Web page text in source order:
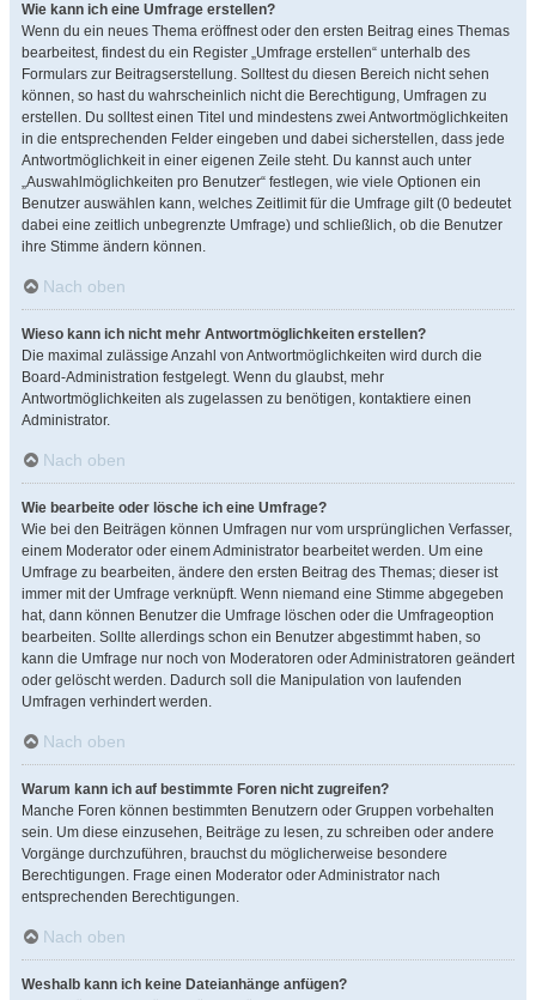
Wie kann ich eine Umfrage erstellen?
Wenn du ein neues Thema eröffnest oder den ersten Beitrag eines Themas
bearbeitest, findest du ein Register „Umfrage erstellen“ unterhalb des
Formulars zur Beitragserstellung. Solltest du diesen Bereich nicht sehen
können, so hast du wahrscheinlich nicht die Berechtigung, Umfragen zu
erstellen. Du solltest einen Titel und mindestens zwei Antwortmöglichkeiten
in die entsprechenden Felder eingeben und dabei sicherstellen, dass jede
Antwortmöglichkeit in einer eigenen Zeile steht. Du kannst auch unter
„Auswahlmöglichkeiten pro Benutzer“ festlegen, wie viele Optionen ein
Benutzer auswählen kann, welches Zeitlimit für die Umfrage gilt (0 bedeutet
dabei eine zeitlich unbegrenzte Umfrage) und schließlich, ob die Benutzer
ihre Stimme ändern können.
Nach oben
Wieso kann ich nicht mehr Antwortmöglichkeiten erstellen?
Die maximal zulässige Anzahl von Antwortmöglichkeiten wird durch die
Board-Administration festgelegt. Wenn du glaubst, mehr
Antwortmöglichkeiten als zugelassen zu benötigen, kontaktiere einen
Administrator.
Nach oben
Wie bearbeite oder lösche ich eine Umfrage?
Wie bei den Beiträgen können Umfragen nur vom ursprünglichen Verfasser,
einem Moderator oder einem Administrator bearbeitet werden. Um eine
Umfrage zu bearbeiten, ändere den ersten Beitrag des Themas; dieser ist
immer mit der Umfrage verknüpft. Wenn niemand eine Stimme abgegeben
hat, dann können Benutzer die Umfrage löschen oder die Umfrageoption
bearbeiten. Sollte allerdings schon ein Benutzer abgestimmt haben, so
kann die Umfrage nur noch von Moderatoren oder Administratoren geändert
oder gelöscht werden. Dadurch soll die Manipulation von laufenden
Umfragen verhindert werden.
Nach oben
Warum kann ich auf bestimmte Foren nicht zugreifen?
Manche Foren können bestimmten Benutzern oder Gruppen vorbehalten
sein. Um diese einzusehen, Beiträge zu lesen, zu schreiben oder andere
Vorgänge durchzuführen, brauchst du möglicherweise besondere
Berechtigungen. Frage einen Moderator oder Administrator nach
entsprechenden Berechtigungen.
Nach oben
Weshalb kann ich keine Dateianhänge anfügen?